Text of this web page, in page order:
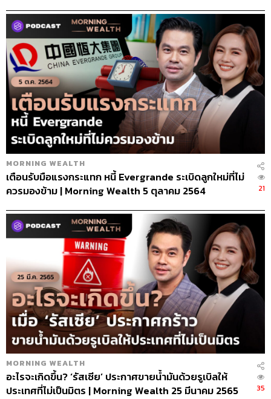
MORNING WEALTH
เตือนรับมือแรงกระแทก หนี้ Evergrande ระเบิดลูกใหม่ที่ไม่
ควรมองข้าม | Morning Wealth 5 ตุลาคม 2564
21
MORNING WEALTH
อะไรจะเกิดขึ้น? ‘รัสเซีย’ ประกาศขายน้ำมันด้วยรูเบิลให้
ประเทศที่ไม่เป็นมิตร | Morning Wealth 25 มีนาคม 2565
35